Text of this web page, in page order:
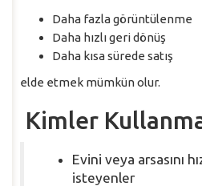
Daha fazla görüntülenme
Daha hızlı geri dönüş
Daha kısa sürede satış
elde etmek mümkün olur.
Kimler
Evini veya arsasını
isteyenler